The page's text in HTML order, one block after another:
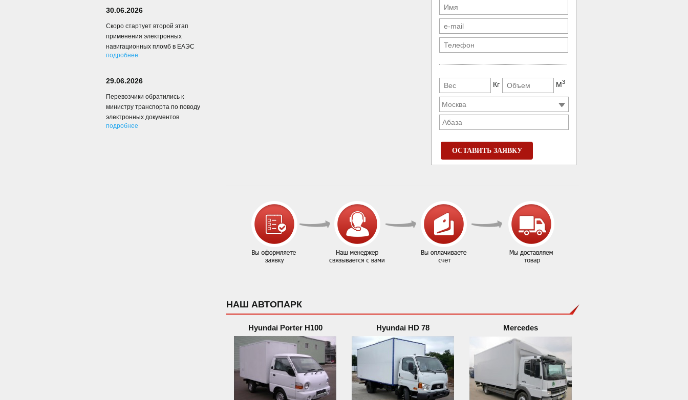
Кг М3
Абаза
ОСТАВИТЬ ЗАЯВКУ
НАШ АВТОПАРК
Hyundai Porter H100 Hyundai HD 78 Mercedes
30.06.2026
Скоро стартует второй этап
применения электронных
навигационных пломб в ЕАЭС
подробнее
29.06.2026
Перевозчики обратились к
министру транспорта по поводу
электронных документов
подробнее